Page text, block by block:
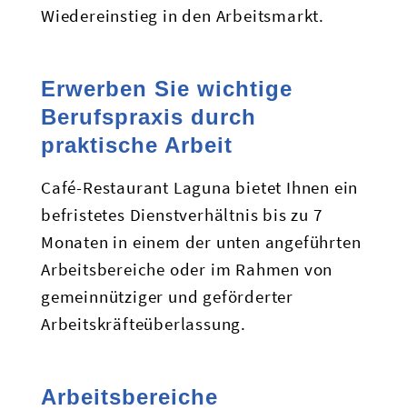
Wiedereinstieg in den Arbeitsmarkt.
Erwerben Sie wichtige
Berufspraxis durch
praktische Arbeit
Café-Restaurant Laguna bietet Ihnen ein
befristetes Dienstverhältnis bis zu 7
Monaten in einem der unten angeführten
Arbeitsbereiche oder im Rahmen von
gemeinnütziger und geförderter
Arbeitskräfteüberlassung.
Arbeitsbereiche